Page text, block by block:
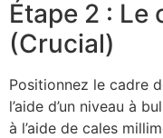
Étape 2 : Le
(Crucial)
Positionnez le cadre
l’aide d’un niveau à
à l’aide de cales